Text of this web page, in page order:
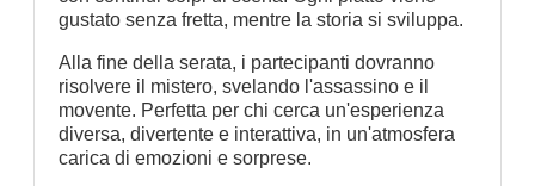
gustato senza fretta, mentre la storia si sviluppa.
Alla fine della serata, i partecipanti dovranno
risolvere il mistero, svelando l'assassino e il
movente. Perfetta per chi cerca un'esperienza
diversa, divertente e interattiva, in un'atmosfera
carica di emozioni e sorprese.